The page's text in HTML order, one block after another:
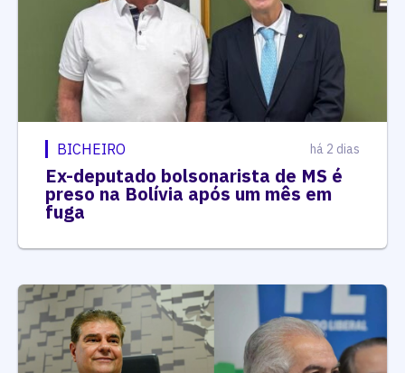
BICHEIRO há 2 dias
Ex-deputado bolsonarista de MS é
preso na Bolívia após um mês em
fuga